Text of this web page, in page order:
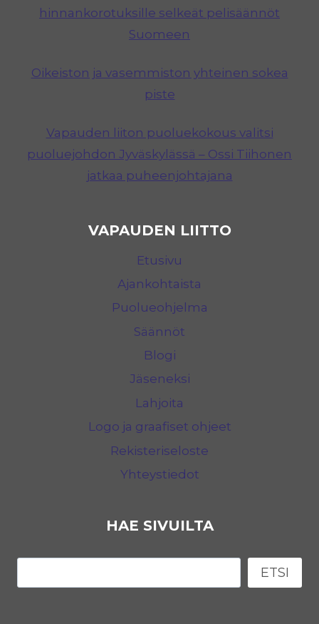
hinnankorotuksille selkeät pelisäännöt
Suomeen
Oikeiston ja vasemmiston yhteinen sokea
piste
Vapauden liiton puoluekokous valitsi
puoluejohdon Jyväskylässä – Ossi Tiihonen
jatkaa puheenjohtajana
VAPAUDEN LIITTO
Etusivu
Ajankohtaista
Puolueohjelma
Säännöt
Blogi
Jäseneksi
Lahjoita
Logo ja graafiset ohjeet
Rekisteriseloste
Yhteystiedot
HAE SIVUILTA
ETSI